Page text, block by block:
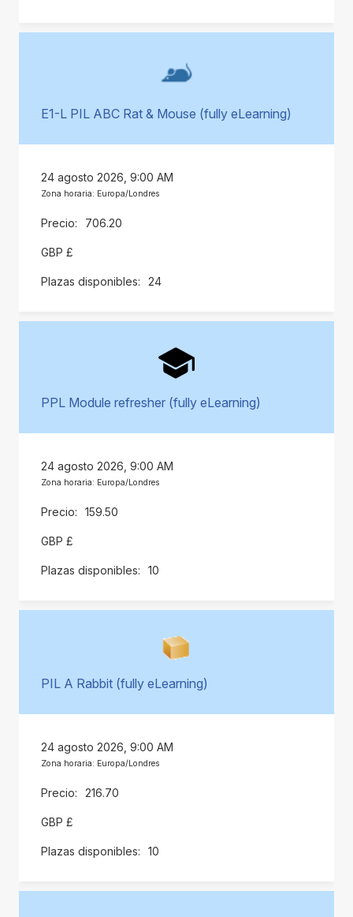
E1-L PIL ABC Rat & Mouse (fully eLearning)
24 agosto 2026, 9:00 AM
Zona horaria: Europa/Londres
706.20
GBP £
24
PPL Module refresher (fully eLearning)
24 agosto 2026, 9:00 AM
Zona horaria: Europa/Londres
159.50
GBP £
10
PIL A Rabbit (fully eLearning)
24 agosto 2026, 9:00 AM
Zona horaria: Europa/Londres
216.70
GBP £
10